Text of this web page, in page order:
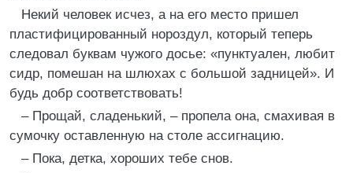
Некий человек исчез, а на его место пришел
пластифицированный нороздул, который теперь
следовал буквам чужого досье: «пунктуален, любит
сидр, помешан на шлюхах с большой задницей». И
будь добр соответствовать!
– Прощай, сладенький, – пропела она, смахивая в
сумочку оставленную на столе ассигнацию.
– Пока, детка, хороших тебе снов.